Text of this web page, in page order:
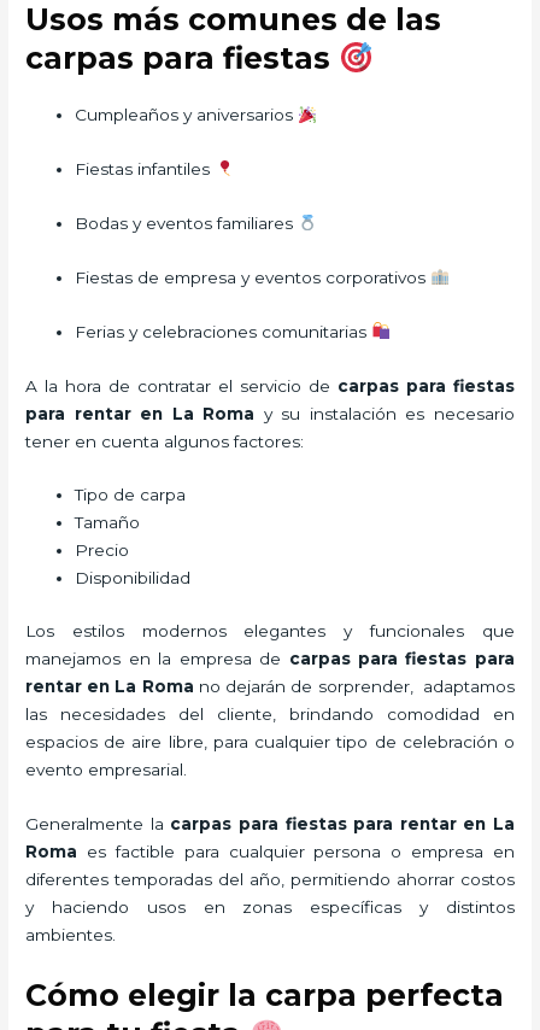
Usos más comunes de las
carpas para fiestas
Cumpleaños y aniversarios
Fiestas infantiles
Bodas y eventos familiares
Fiestas de empresa y eventos corporativos
Ferias y celebraciones comunitarias
A la hora de contratar el servicio de carpas para fiestas
para rentar en La Roma y su instalación es necesario
tener en cuenta algunos factores:
Tipo de carpa
Tamaño
Precio
Disponibilidad
Los estilos modernos elegantes y funcionales que
manejamos en la empresa de carpas para fiestas para
rentar en La Roma no dejarán de sorprender, adaptamos
las necesidades del cliente, brindando comodidad en
espacios de aire libre, para cualquier tipo de celebración o
evento empresarial.
Generalmente la carpas para fiestas para rentaren La
Roma es factible para cualquier persona o empresa en
diferentes temporadas del año, permitiendo ahorrar costos
y haciendo usos en zonas específicas y distintos
ambientes.
Cómo elegir la carpa perfecta